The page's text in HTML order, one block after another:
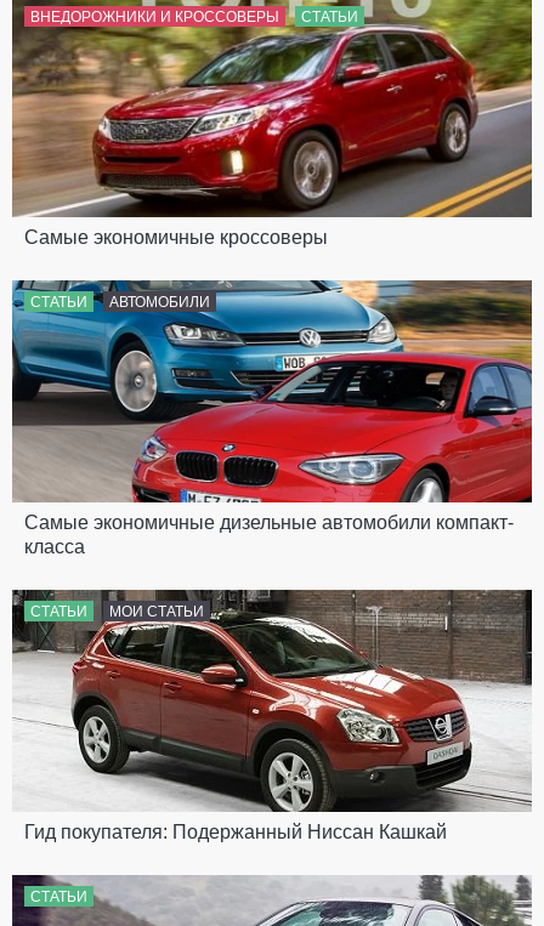
ВНЕДОРОЖНИКИ И КРОССОВЕРЫ СТАТЬИ
Самые экономичные кроссоверы
СТАТЬИ АВТОМОБИЛИ
Самые экономичные дизельные автомобили компакт-
класса
СТАТЬИ МОИ СТАТЬИ
Гид покупателя: Подержанный Ниссан Кашкай
СТАТЬИ